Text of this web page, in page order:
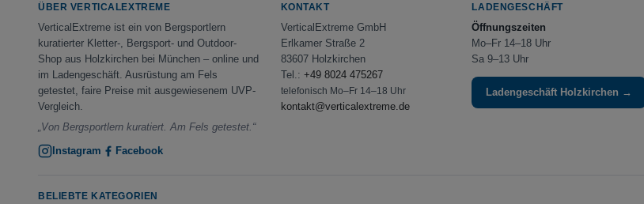
ÜBER VERTICALEXTREME
VerticalExtreme ist ein von Bergsportlern
kuratierter Kletter-, Bergsport- und Outdoor-
Shop aus Holzkirchen bei München – online und
im Ladengeschäft. Ausrüstung am Fels
getestet, faire Preise mit ausgewiesenem UVP-
Vergleich.
„Von Bergsportlern kuratiert. Am Fels getestet.“
Instagram
Facebook
KONTAKT
VerticalExtreme GmbH
Erlkamer Straße 2
83607 Holzkirchen
Tel.: +49 8024 475267
telefonisch Mo–Fr 14–18 Uhr
kontakt@verticalextreme.de
LADENGESCHÄFT
Öffnungszeiten
Mo–Fr 14–18 Uhr
Sa 9–13 Uhr
Ladengeschäft Holzkirchen →
BELIEBTE KATEGORIEN